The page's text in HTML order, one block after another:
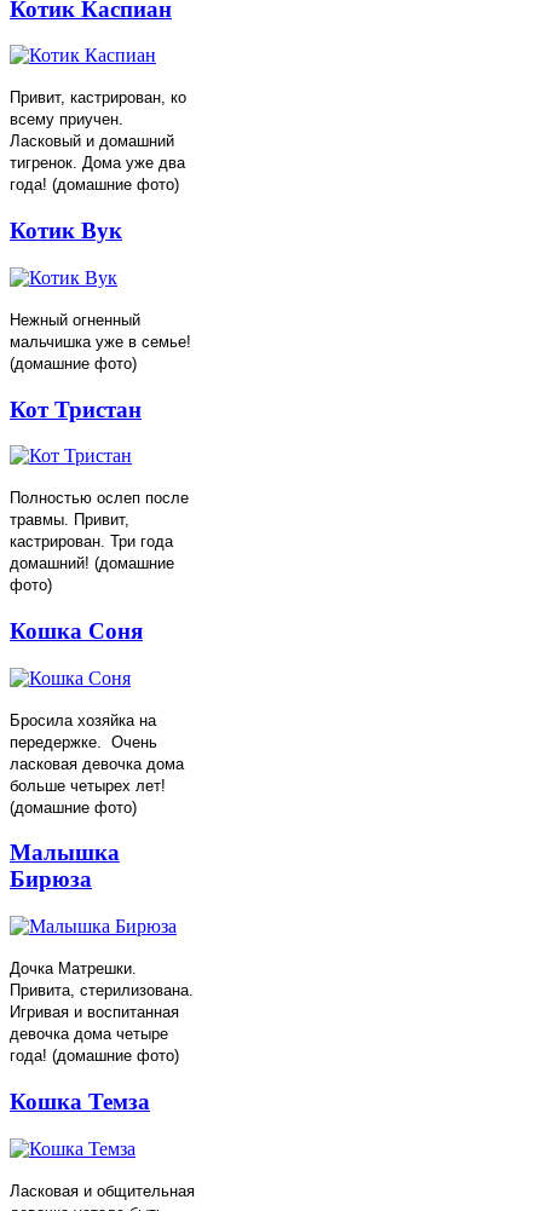
Котик Каспиан
Привит, кастрирован, ко
всему приучен.
Ласковый и домашний
тигренок. Дома уже два
года! (домашние фото)
Котик Вук
Нежный огненный
мальчишка уже в семье!
(домашние фото)
Кот Тристан
Полностью ослеп после
травмы. Привит,
кастрирован. Три года
домашний! (домашние
фото)
Кошка Соня
Бросила хозяйка на
передержке. Очень
ласковая девочка дома
больше четырех лет!
(домашние фото)
Малышка
Бирюза
Дочка Матрешки.
Привита, стерилизована.
Игривая и воспитанная
девочка дома четыре
года! (домашние фото)
Кошка Темза
Ласковая и общительная